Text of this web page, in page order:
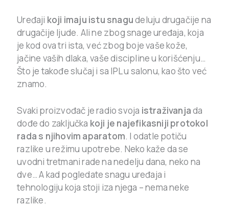
Uređaji koji imaju istu snagudeluju drugačije na
drugačije ljude. Ali ne zbog snage uređaja, koja
je kod ova tri ista, već zbog boje vaše kože,
jačine vaših dlaka, vaše discipline u korišćenju…
Što je takođe slučaj i sa IPL u salonu, kao što već
znamo.
Svaki proizvođač je radio svoja istraživanjada
dođe do zaključka koji je najefikasniji protokol
rada s njihovim aparatom. I odatle potiču
razlike u režimu upotrebe. Neko kaže da se
uvodni tretmani rade na nedelju dana, neko na
dve… A kad pogledate snagu uređaja i
tehnologiju koja stoji iza njega – nema neke
razlike.